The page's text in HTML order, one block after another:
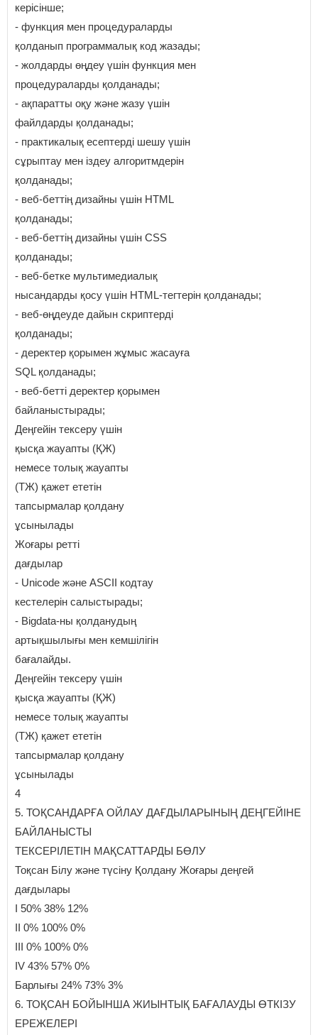
керісінше;
- функция мен процедураларды
қолданып программалық код жазады;
- жолдарды өңдеу үшін функция мен
процедураларды қолданады;
- ақпаратты оқу және жазу үшін
файлдарды қолданады;
- практикалық есептерді шешу үшін
сұрыптау мен іздеу алгоритмдерін
қолданады;
- веб-беттің дизайны үшін HTML
қолданады;
- веб-беттің дизайны үшін CSS
қолданады;
- веб-бетке мультимедиалық
нысандарды қосу үшін HTML-тегтерін қолданады;
- веб-өңдеуде дайын скриптерді
қолданады;
- деректер қорымен жұмыс жасауға
SQL қолданады;
- веб-бетті деректер қорымен
байланыстырады;
Деңгейін тексеру үшін
қысқа жауапты (ҚЖ)
немесе толық жауапты
(ТЖ) қажет ететін
тапсырмалар қолдану
ұсынылады
Жоғары ретті
дағдылар
- Unicode және ASCII кодтау
кестелерін салыстырады;
- Bigdata-ны қолданудың
артықшылығы мен кемшілігін
бағалайды.
Деңгейін тексеру үшін
қысқа жауапты (ҚЖ)
немесе толық жауапты
(ТЖ) қажет ететін
тапсырмалар қолдану
ұсынылады
4
5. ТОҚСАНДАРҒА ОЙЛАУ ДАҒДЫЛАРЫНЫҢ ДЕҢГЕЙІНЕ
БАЙЛАНЫСТЫ
ТЕКСЕРІЛЕТІН МАҚСАТТАРДЫ БӨЛУ
Тоқсан Білу және түсіну Қолдану Жоғары деңгей
дағдылары
I 50% 38% 12%
II 0% 100% 0%
III 0% 100% 0%
IV 43% 57% 0%
Барлығы 24% 73% 3%
6. ТОҚСАН БОЙЫНША ЖИЫНТЫҚ БАҒАЛАУДЫ ӨТКІЗУ
ЕРЕЖЕЛЕРІ